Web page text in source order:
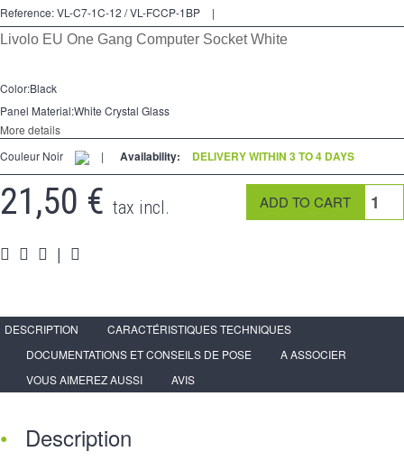
Accessories
Pièces
Reseller program - LIVOLO France Official Website
Reference:VL-C7-1C-12 / VL-FCCP-1BP
|
Livolo EU One Gang Computer Socket White
Color:Black
Panel Material:White Crystal Glass
More details
Couleur Noir
| Availability: DELIVERY WITHIN 3 TO 4 DAYS
21,50 € tax incl.
|
DESCRIPTION
CARACTÉRISTIQUES TECHNIQUES
DOCUMENTATIONS ET CONSEILS DE POSE
A ASSOCIER
VOUS AIMEREZ AUSSI
AVIS
Description